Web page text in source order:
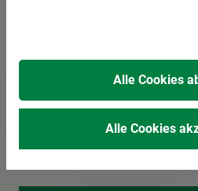
2 3
Alle Cookies
Alle Cookies